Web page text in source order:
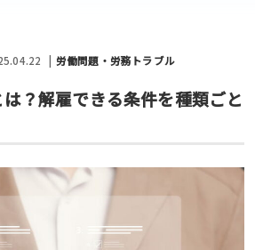
労働問題・労務トラブル
？解雇できる条件を種類ごと